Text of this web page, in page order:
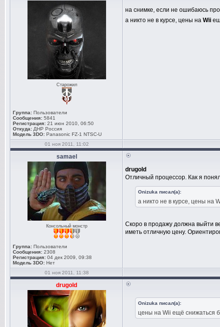
Старожил
Группа: Пользователи
Сообщения: 5841
Регистрация: 21 июн 2010, 06:50
Откуда: ДНР Россия
Модель 3DO: Panasonic FZ-1 NTSC-U
на снимке, если не ошибаюсь
а никто не в курсе, цены на Wii
01 ноя 2011, 11:02
samael
Консольный монстр
Группа: Пользователи
Сообщения: 2308
Регистрация: 04 дек 2009, 09:38
Модель 3DO: Нет
drugold
Отличный процессор. Как я
Onizuka писал(а):
а никто не в курсе, цены на
Скоро в продажу должна выйти
иметь отличную цену.
01 ноя 2011, 11:38
drugold
Onizuka писал(а):
цены на Wii ещё снижаться